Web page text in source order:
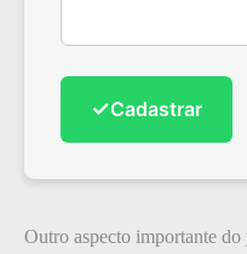
✓Cadastrar
Outro aspecto importante do